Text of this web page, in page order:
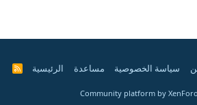
سياسة الخصوصية مساعدة الرئيسية
R
Community platform by XenForo